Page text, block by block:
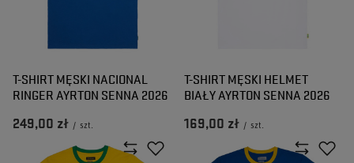
T-SHIRT MĘSKI NACIONAL
RINGER AYRTON SENNA 2026
249,00 zł / szt.
T-SHIRT MĘSKI HELMET
BIAŁY AYRTON SENNA 2026
169,00 zł / szt.